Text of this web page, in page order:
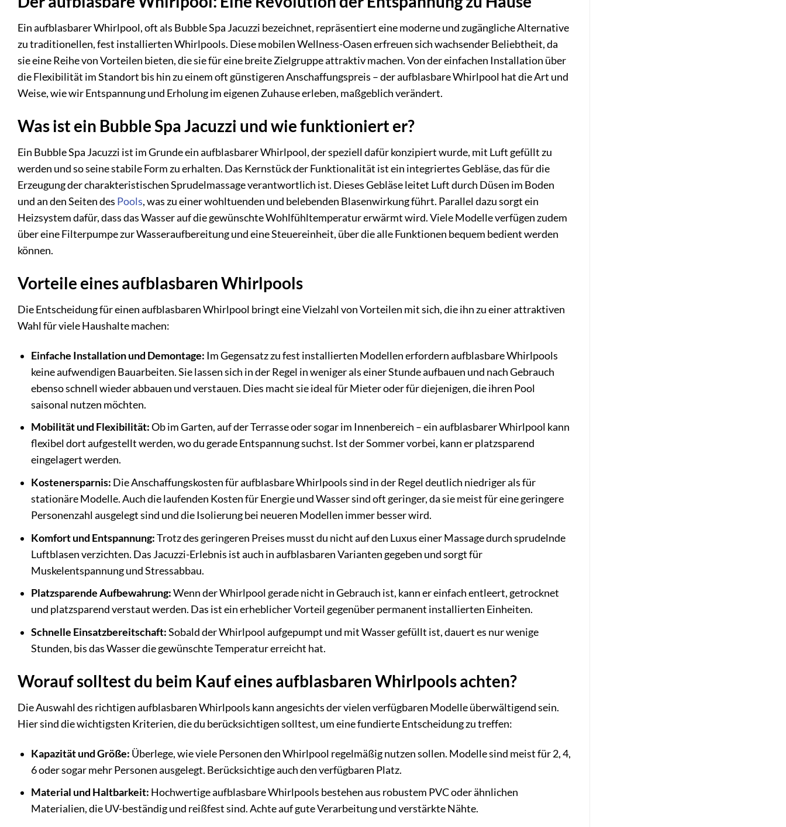
Ein aufblasbarer Whirlpool, oft als Bubble Spa Jacuzzi bezeichnet, repräsentiert eine moderne und zugängliche Alternative
zu traditionellen, fest installierten Whirlpools. Diese mobilen Wellness-Oasen erfreuen sich wachsender Beliebtheit, da
sie eine Reihe von Vorteilen bieten, die sie für eine breite Zielgruppe attraktiv machen. Von der einfachen Installation über
die Flexibilität im Standort bis hin zu einem oft günstigeren Anschaffungspreis – der aufblasbare Whirlpool hat die Art und
Weise, wie wir Entspannung und Erholung im eigenen Zuhause erleben, maßgeblich verändert.
Was ist ein Bubble Spa Jacuzzi und wie funktioniert er?
Ein Bubble Spa Jacuzzi ist im Grunde ein aufblasbarer Whirlpool, der speziell dafür konzipiert wurde, mit Luft gefüllt zu
werden und so seine stabile Form zu erhalten. Das Kernstück der Funktionalität ist ein integriertes Gebläse, das für die
Erzeugung der charakteristischen Sprudelmassage verantwortlich ist. Dieses Gebläse leitet Luft durch Düsen im Boden
und an den Seiten des Pools, was zu einer wohltuenden und belebenden Blasenwirkung führt. Parallel dazu sorgt ein
Heizsystem dafür, dass das Wasser auf die gewünschte Wohlfühltemperatur erwärmt wird. Viele Modelle verfügen zudem
über eine Filterpumpe zur Wasseraufbereitung und eine Steuereinheit, über die alle Funktionen bequem bedient werden
können.
Vorteile eines aufblasbaren Whirlpools
Die Entscheidung für einen aufblasbaren Whirlpool bringt eine Vielzahl von Vorteilen mit sich, die ihn zu einer attraktiven
Wahl für viele Haushalte machen:
Einfache Installation und Demontage: Im Gegensatz zu fest installierten Modellen erfordern aufblasbare Whirlpools
keine aufwendigen Bauarbeiten. Sie lassen sich in der Regel in weniger als einer Stunde aufbauen und nach Gebrauch
ebenso schnell wieder abbauen und verstauen. Dies macht sie ideal für Mieter oder für diejenigen, die ihren Pool
saisonal nutzen möchten.
Mobilität und Flexibilität:Ob im Garten, auf der Terrasse oder sogar im Innenbereich – ein aufblasbarer Whirlpool kann
flexibel dort aufgestellt werden, wo du gerade Entspannung suchst. Ist der Sommer vorbei, kann er platzsparend
eingelagert werden.
Kostenersparnis: Die Anschaffungskosten für aufblasbare Whirlpools sind in der Regel deutlich niedriger als für
stationäre Modelle. Auch die laufenden Kosten für Energie und Wasser sind oft geringer, da sie meist für eine geringere
Personenzahl ausgelegt sind und die Isolierung bei neueren Modellen immer besser wird.
Komfort und Entspannung:Trotz des geringeren Preises musst du nicht auf den Luxus einer Massage durch sprudelnde
Luftblasen verzichten. Das Jacuzzi-Erlebnis ist auch in aufblasbaren Varianten gegeben und sorgt für
Muskelentspannung und Stressabbau.
Platzsparende Aufbewahrung:Wenn der Whirlpool gerade nicht in Gebrauch ist, kann er einfach entleert, getrocknet
und platzsparend verstaut werden. Das ist ein erheblicher Vorteil gegenüber permanent installierten Einheiten.
Schnelle Einsatzbereitschaft:Sobald der Whirlpool aufgepumpt und mit Wasser gefüllt ist, dauert es nur wenige
Stunden, bis das Wasser die gewünschte Temperatur erreicht hat.
Worauf solltest du beim Kauf eines aufblasbaren Whirlpools achten?
Die Auswahl des richtigen aufblasbaren Whirlpools kann angesichts der vielen verfügbaren Modelle überwältigend sein.
Hier sind die wichtigsten Kriterien, die du berücksichtigen solltest, um eine fundierte Entscheidung zu treffen:
Kapazität und Größe: Überlege, wie viele Personen den Whirlpool regelmäßig nutzen sollen. Modelle sind meist für 2, 4,
6 oder sogar mehr Personen ausgelegt. Berücksichtige auch den verfügbaren Platz.
Material und Haltbarkeit: Hochwertige aufblasbare Whirlpools bestehen aus robustem PVC oder ähnlichen
Materialien, die UV-beständig und reißfest sind. Achte auf gute Verarbeitung und verstärkte Nähte.